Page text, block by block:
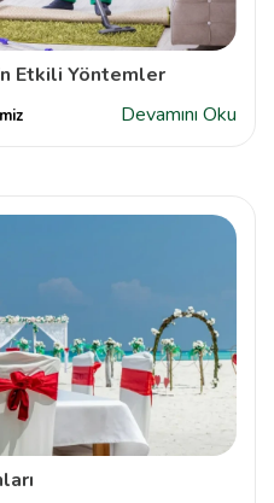
Etkili Yöntemler
Devamını Oku